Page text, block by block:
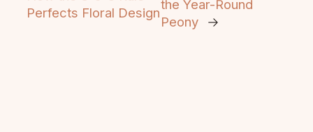
Perfects Floral Design
the Year-Round
Peony
→